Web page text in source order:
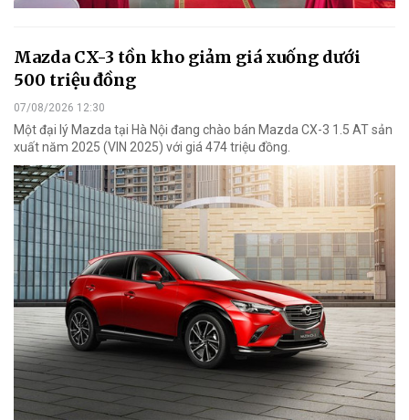
Mazda CX-3 tồn kho giảm giá xuống dưới
500 triệu đồng
07/08/2026 12:30
Một đại lý Mazda tại Hà Nội đang chào bán Mazda CX-3 1.5 AT sản
xuất năm 2025 (VIN 2025) với giá 474 triệu đồng.